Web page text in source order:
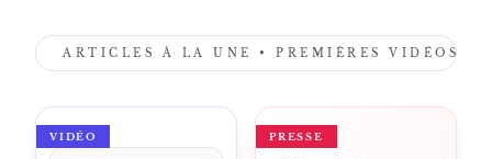
ARTICLES À LA UNE • PREMIÈRES VIDÉOS •
VIDÉO PRESSE